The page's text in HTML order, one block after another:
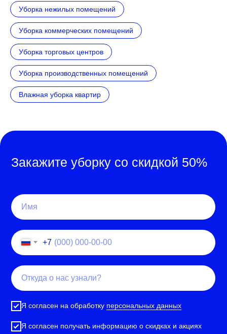
Уборка нежилых помещений
Уборка коммерческих помещений
Уборка торговых центров
Уборка производственных помещений
Влажная уборка квартир
+7
Я согласен на обработку персональных данных
Я согласен получать информацию о скидках и акциях
Закажите уборку со скидкой 50%